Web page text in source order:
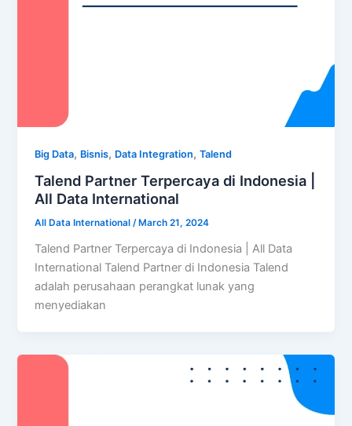
Big Data, Bisnis, Data Integration,Talend
Talend Partner Terpercaya di Indonesia |
All Data International
All Data International/ March 21, 2024
Talend Partner Terpercaya di Indonesia | All Data
International Talend Partner di Indonesia Talend
adalah perusahaan perangkat lunak yang
menyediakan